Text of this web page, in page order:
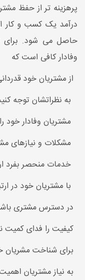
حاصل می شود. برای
وفادار کافی‌ است که
از مشتریان خود
به نظراتشان توجه
مشتریان وفادار خود
مشکلات و نیازهای
خدمات منحصر بفرد
با مشتریان خود در
در دسترس مشتری
کیفیت را فدای کمیت
برای شناخت مشریان
به نیاز مشتریان